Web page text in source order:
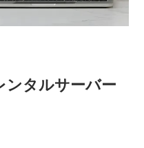
ンタルサーバー